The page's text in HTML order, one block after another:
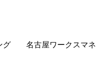
グ 名古屋ワークスマネ